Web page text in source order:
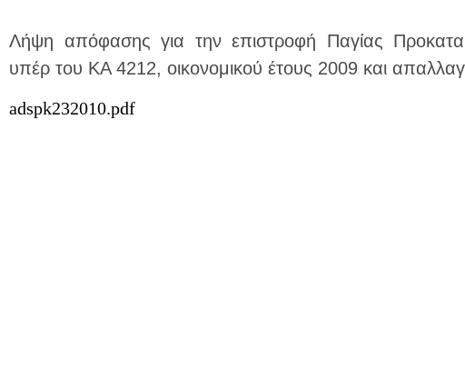
Λήψη απόφασης για την επιστροφή Παγίας
υπέρ του ΚΑ 4212, οικονομικού έτους 2009 και
adspk232010.pdf